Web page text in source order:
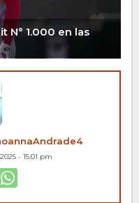
N° 1.000 en las
- 15:01 pm